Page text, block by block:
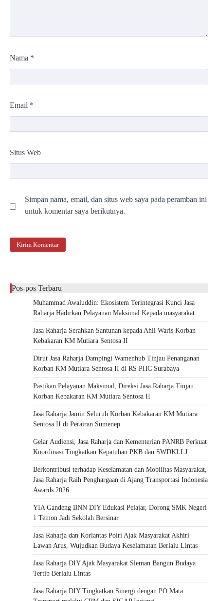
Nama *
Email *
Situs Web
Simpan nama, email, dan situs web saya pada peramban ini
untuk komentar saya berikutnya.
Pos-pos Terbaru
Muhammad Awaluddin: Ekosistem Terintegrasi Kunci Jasa
Raharja Hadirkan Pelayanan Maksimal Kepada masyarakat
Jasa Raharja Serahkan Santunan kepada Ahli Waris Korban
Kebakaran KM Mutiara Sentosa II
Dirut Jasa Raharja Dampingi Wamenhub Tinjau Penanganan
Korban KM Mutiara Sentosa II di RS PHC Surabaya
Pastikan Pelayanan Maksimal, Direksi Jasa Raharja Tinjau
Korban Kebakaran KM Mutiara Sentosa II
Jasa Raharja Jamin Seluruh Korban Kebakaran KM Mutiara
Sentosa II di Perairan Sumenep
Gelar Audiensi, Jasa Raharja dan Kementerian PANRB Perkuat
Koordinasi Tingkatkan Kepatuhan PKB dan SWDKLLJ
Berkontribusi terhadap Keselamatan dan Mobilitas Masyarakat,
Jasa Raharja Raih Penghargaan di Ajang Transportasi Indonesia
Awards 2026
YIA Gandeng BNN DIY Edukasi Pelajar, Dorong SMK Negeri
1 Temon Jadi Sekolah Bersinar
Jasa Raharja dan Korlantas Polri Ajak Masyarakat Akhiri
Lawan Arus, Wujudkan Budaya Keselamatan Berlalu Lintas
Jasa Raharja DIY Ajak Masyarakat Sleman Bangun Budaya
Tertib Berlalu Lintas
Jasa Raharja DIY Tingkatkan Sinergi dengan PO Mata